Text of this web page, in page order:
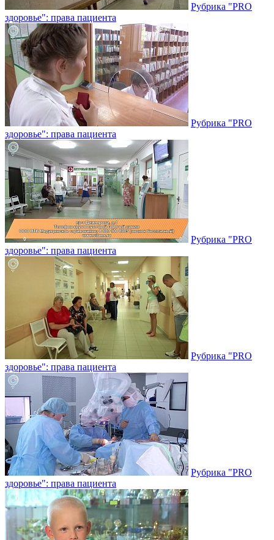
Рубрика "PRO
здоровье": права пациента
Рубрика "PRO
здоровье": права пациента
Рубрика "PRO
здоровье": права пациента
Рубрика "PRO
здоровье": права пациента
Рубрика "PRO
здоровье": права пациента